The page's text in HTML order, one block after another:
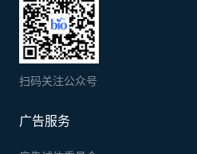
扫码关注公众号
广告服务